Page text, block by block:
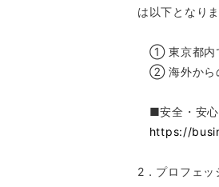
は以下となりま
① 東京都内
② 海外からの
■安全・安心
https://
2．プロフェッ